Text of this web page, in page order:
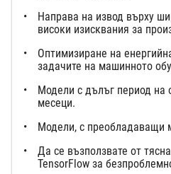
Направа на извод върху
високи изисквания за
Оптимизиране на
задачите на машинното
Модели с дълъг период на
месеци.
Модели, с преобладаващи
Да се възползвате от
TensorFlow за